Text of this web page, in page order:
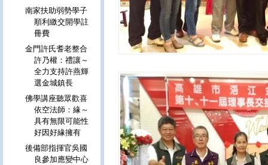
南家扶助弱勢學子
順利繳交開學註
冊費
金門許氏耆老整合
許乃權：禮讓～
全力支持許燕輝
選金城鎮長
佛學講座聽眾歡喜
依空法師：緣～
具有無限可能性
好因好緣擁有
後備部指揮官吳國
良參加應變中心